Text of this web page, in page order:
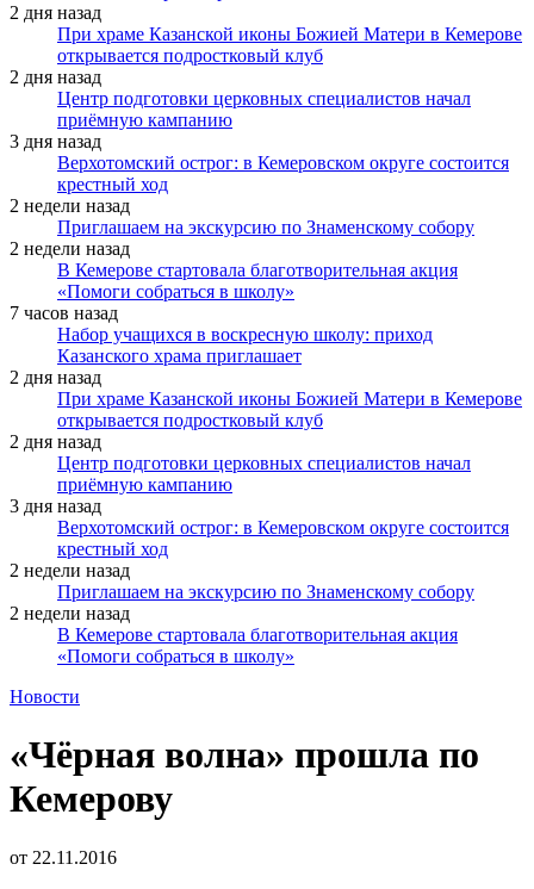
2 дня назад
При храме Казанской иконы Божией Матери в Кемерове
открывается подростковый клуб
2 дня назад
Центр подготовки церковных специалистов начал
приёмную кампанию
3 дня назад
Верхотомский острог: в Кемеровском округе состоится
крестный ход
2 недели назад
Приглашаем на экскурсию по Знаменскому собору
2 недели назад
В Кемерове стартовала благотворительная акция
«Помоги собраться в школу»
7 часов назад
Набор учащихся в воскресную школу: приход
Казанского храма приглашает
2 дня назад
При храме Казанской иконы Божией Матери в Кемерове
открывается подростковый клуб
2 дня назад
Центр подготовки церковных специалистов начал
приёмную кампанию
3 дня назад
Верхотомский острог: в Кемеровском округе состоится
крестный ход
2 недели назад
Приглашаем на экскурсию по Знаменскому собору
2 недели назад
В Кемерове стартовала благотворительная акция
«Помоги собраться в школу»
Новости
«Чёрная волна» прошла по
Кемерову
от 22.11.2016